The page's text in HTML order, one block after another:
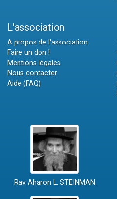
L'association
A propos de l'association
Faire un don !
Mentions légales
Nous contacter
Aide (FAQ)
Rav Aharon L. STEINMAN